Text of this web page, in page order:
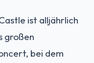
ist alljährlich
großen
bei dem